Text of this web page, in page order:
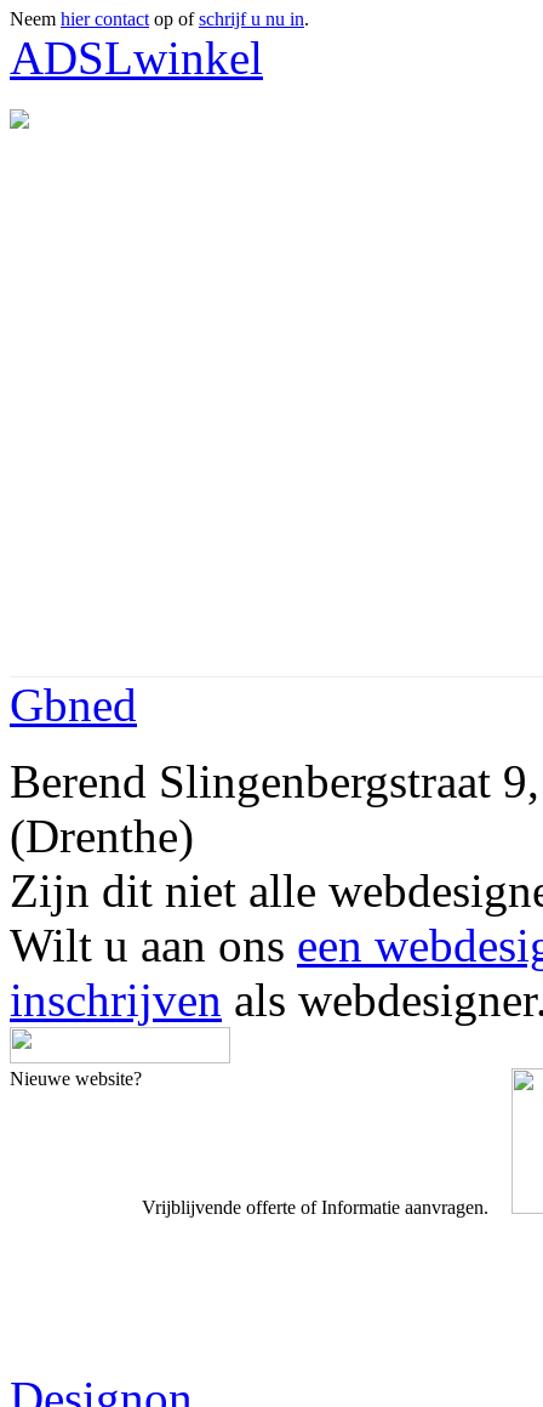
Neem hier contact op ofschrijf u nu in.
ADSLwinkel
Gbned
Berend Slingenbergstraat
(Drenthe)
Zijn dit niet alle
Wilt u aan ons een
inschrijven als
Nieuwe website?
Vrijblijvende offerte of Informatie aanvragen.